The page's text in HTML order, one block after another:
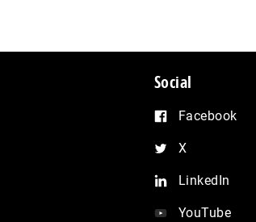
Social
Facebook
X
LinkedIn
YouTube